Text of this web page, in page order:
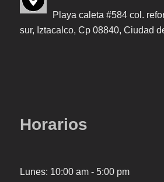
Playa caleta #584 col.
sur, Iztacalco, Cp 08840, Ciudad
Horarios
Lunes: 10:00 am - 5:00 pm